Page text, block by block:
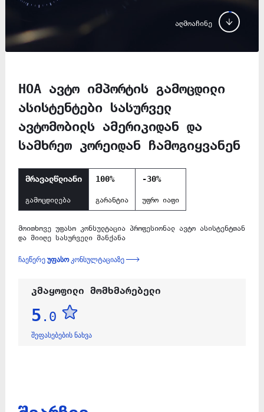
აღმოაჩინე
HOA ავტო იმპორტის გამოცდილი
ასისტენტები სასურველ
ავტომობილს ამერიკიდან და
სამხრეთ კორეიდან ჩამოგიყვანენ
მრავალწლიანი
გამოცდილება
100%
გარანტია
-30%
უფრო იაფი
მოითხოვე უფასო კონსულტაცია პროფესიონალ ავტო ასისტენტთან
და მიიღე სასურველი მანქანა
ჩაეწერე უფასოკონსულტაციაზე
კმაყოფილი მომხმარებელი
5.0
შეფასებების ნახვა